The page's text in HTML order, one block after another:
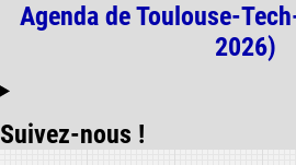
Agenda de Toulouse-
2026)
Suivez-nous !